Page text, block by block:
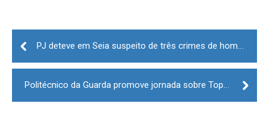
Post
navigation
PJ deteve em Seia suspeito de três crimes de homicídio na forma tentada
Politécnico da Guarda promove jornada sobre Toponímia